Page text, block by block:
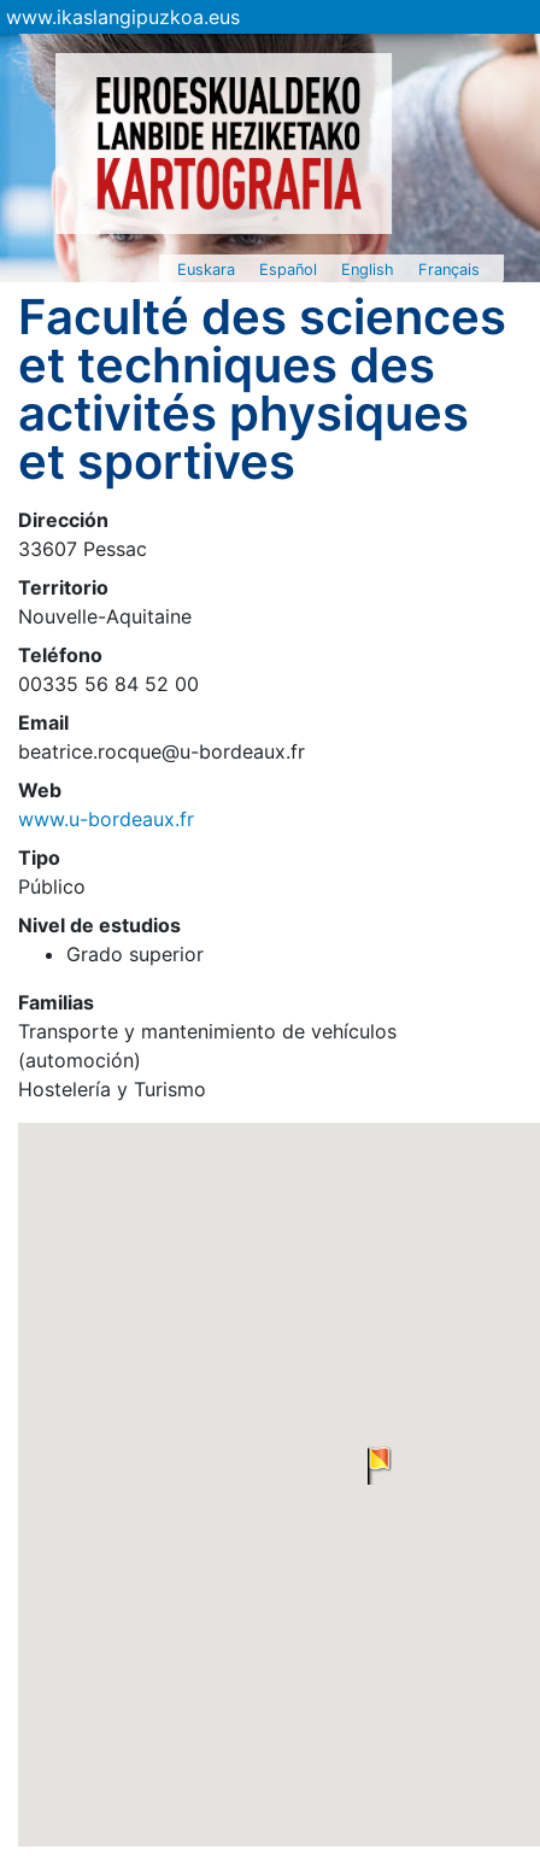
www.ikaslangipuzkoa.eus
Euskara Español English Français
Faculté des sciences
et techniques des
activités physiques
et sportives
Dirección
33607 Pessac
Territorio
Nouvelle-Aquitaine
Teléfono
00335 56 84 52 00
Email
beatrice.rocque@u-bordeaux.fr
Web
www.u-bordeaux.fr
Tipo
Público
Nivel de estudios
Grado superior
Familias
Transporte y mantenimiento de vehículos
(automoción)
Hostelería y Turismo